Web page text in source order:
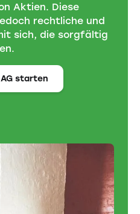
Aktien. Diese
rechtliche und
sich, die sorgfältig
starten